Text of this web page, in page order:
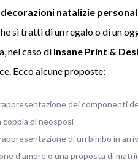
decorazioni natalizie
si tratti di un regalo o di un
nel caso di Insane Print &
Ecco alcune proposte:
dei componenti
coppia di neosposi
di un bimbo in
d’amore o una proposta di